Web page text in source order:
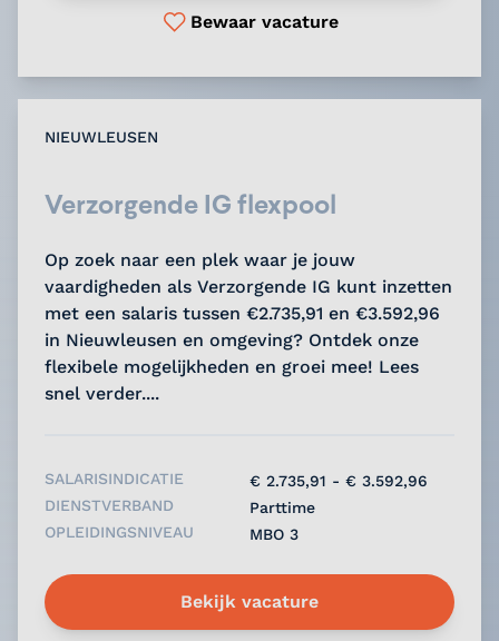
Bewaar vacature
NIEUWLEUSEN
Verzorgende IG flexpool
Op zoek naar een plek waar je jouw
vaardigheden als Verzorgende IG kunt inzetten
met een salaris tussen €2.735,91 en €3.592,96
in Nieuwleusen en omgeving? Ontdek onze
flexibele mogelijkheden en groei mee! Lees
snel verder....
SALARISINDICATIE
€ 2.735,91 - € 3.592,96
DIENSTVERBAND
Parttime
OPLEIDINGSNIVEAU
MBO 3
Bekijk vacature